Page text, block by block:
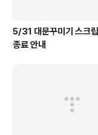
5/31 대문꾸미기 스크
종료 안내